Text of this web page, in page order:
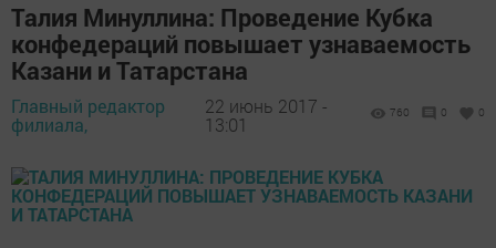
Талия Минуллина: Проведение Кубка
конфедераций повышает узнаваемость
Казани и Татарстана
Главный редактор
филиала,
22 июнь 2017 -
13:01
760 0 0